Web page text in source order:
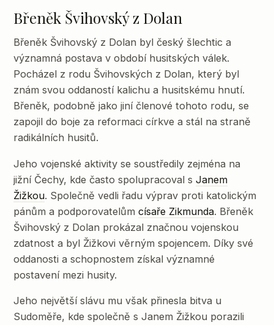
Břeněk Švihovský z Dolan
Břeněk Švihovský z Dolan byl český šlechtic a
významná postava v období husitských válek.
Pocházel z rodu Švihovských z Dolan, který byl
znám svou oddaností kalichu a husitskému hnutí.
Břeněk, podobně jako jiní členové tohoto rodu, se
zapojil do boje za reformaci církve a stál na straně
radikálních husitů.
Jeho vojenské aktivity se soustředily zejména na
jižní Čechy, kde často spolupracoval sJanem
Žižkou. Společně vedli řadu výprav proti katolickým
pánům a podporovatelůmcísaře Zikmunda. Břeněk
Švihovský z Dolan prokázal značnou vojenskou
zdatnost a byl Žižkovi věrným spojencem. Díky své
oddanosti a schopnostem získal významné
postavení mezi husity.
Jeho největší slávu mu však přinesla bitva u
Sudoměře, kde společně s Janem Žižkou porazili